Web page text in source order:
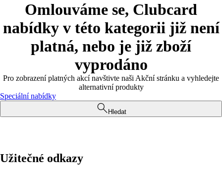
Omlouváme se, Clubcard
nabídky v této kategorii již není
platná, nebo je již zboží
vyprodáno
Pro zobrazení platných akcí navštivte naši Akční stránku a vyhledejte
alternativní produkty
Speciální nabídky
Hledat
Užitečné odkazy